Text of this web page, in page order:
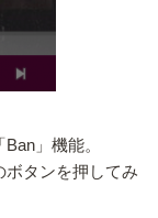
」機能。
ボタンを押してみ